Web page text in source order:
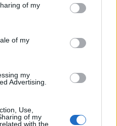
behaviour. You may click to
and its third-party tags to
purposes in below Google
of my
of my
my
Advertising.
Use,
of my
with the